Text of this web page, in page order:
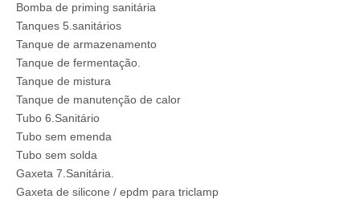
Bomba de priming sanitária
Tanques 5.sanitários
Tanque de armazenamento
Tanque de fermentação.
Tanque de mistura
Tanque de manutenção de calor
Tubo 6.Sanitário
Tubo sem emenda
Tubo sem solda
Gaxeta 7.Sanitária.
Gaxeta de silicone / epdm para triclamp